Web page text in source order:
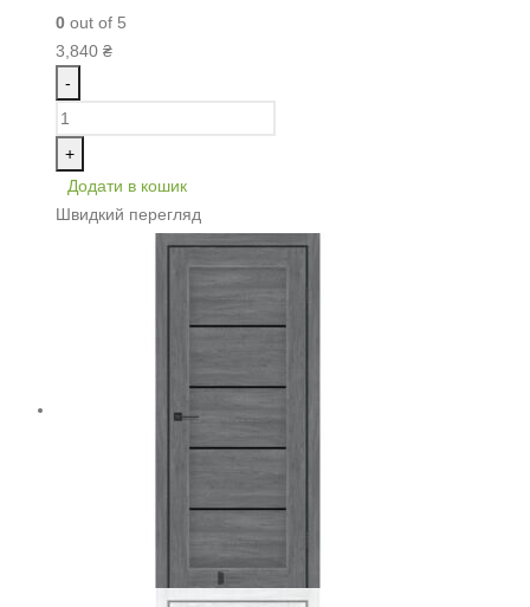
0 out of 5
3,840 ₴
-
+
Додати в кошик
Швидкий перегляд